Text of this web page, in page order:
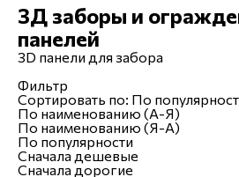
3Д заборы и
панелей
3D панели для забора
Фильтр
Сортировать по: По
По наименованию (А-Я)
По наименованию (Я-А)
По популярности
Сначала дешевые
Сначала дорогие